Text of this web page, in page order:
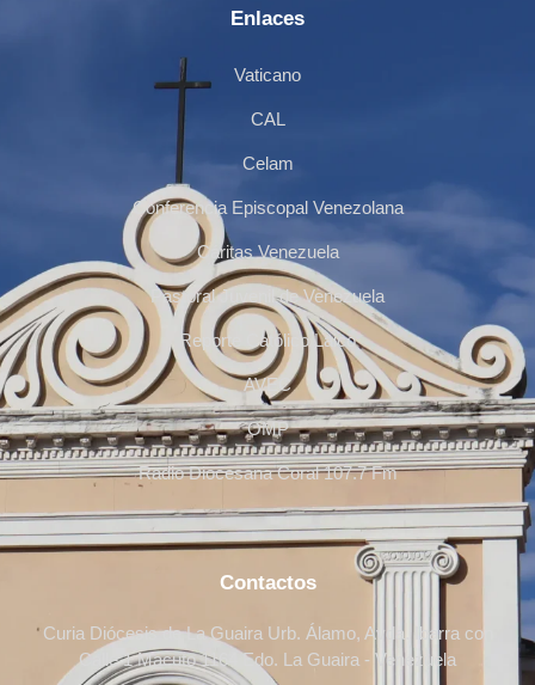
Enlaces
Vaticano
CAL
Celam
Conferencia Episcopal Venezolana
Cáritas Venezuela
Pastoral Juvenil de Venezuela
Reporte Católico Laico
AVEC
OMP
Radio Diocesana Coral 107.7 Fm
Contactos
Curia Diócesis de La Guaira Urb. Álamo, Avda. Ibarra con
Calle 1 Macuto 1164 Edo. La Guaira - Venezuela